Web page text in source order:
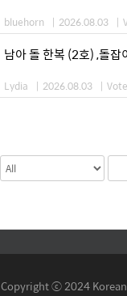
bluehorn | 2026.08.03 |
남아 돌 한복 (2호) ,돌잡
Lydia | 2026.08.03 |
Copyright ⓒ 2024